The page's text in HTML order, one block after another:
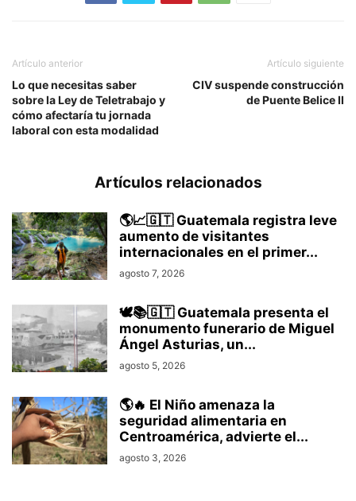
Artículo anterior
Lo que necesitas saber
sobre la Ley de Teletrabajo y
cómo afectaría tu jornada
laboral con esta modalidad
Artículo siguiente
CIV suspende construcción
de Puente Belice II
Artículos relacionados
🌎📈🇬🇹 Guatemala registra leve
aumento de visitantes
internacionales en el primer...
agosto 7, 2026
🕊️📚🇬🇹 Guatemala presenta el
monumento funerario de Miguel
Ángel Asturias, un...
agosto 5, 2026
🌎🔥 El Niño amenaza la
seguridad alimentaria en
Centroamérica, advierte el...
agosto 3, 2026